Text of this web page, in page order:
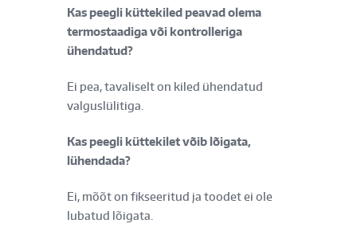
Kas peegli küttekiled peavad olema
termostaadiga või kontrolleriga
ühendatud?
Ei pea, tavaliselt on kiled ühendatud
valguslülitiga.
Kas peegli küttekilet võib lõigata,
lühendada?
Ei, mõõt on fikseeritud ja toodet ei ole
lubatud lõigata.